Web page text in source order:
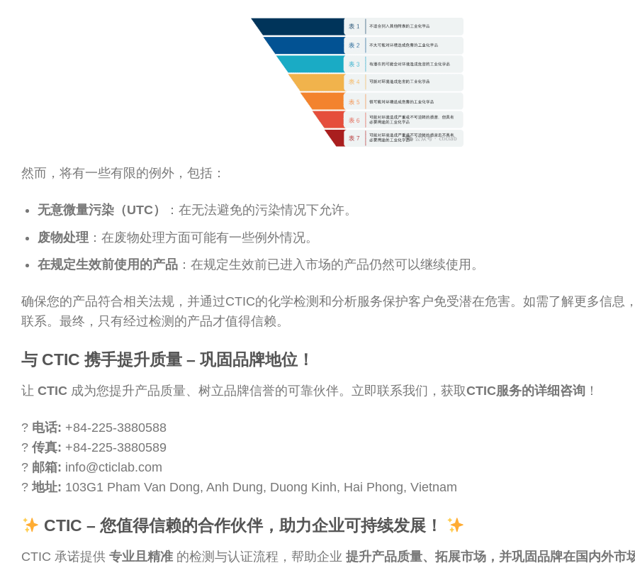
然而，将有一些有限的例外，包括：
无意微量污染（UTC）
：在无法避免的污染情况下允许。
废物处理 ：在废物处理方面可能有一些例外情况。
在规定生效前使用的产品 ：在规定生效前已进入市场的产品仍然可以继续使用。
确保您的产品符合相关法规，并通过CTIC的化学检测和分析服务保护客户免受潜在危害。如需了解更多信息
联系。最终，只有经过检测的产品才值得信赖。
与 CTIC 携手提升质量 – 巩固品牌地位！
让 CTIC 成为您提升产品质量、树立品牌信誉的可靠伙伴。立即联系我们，获取CTIC服务的详细咨询 ！
? 电话: +84-225-3880588
? 传真: +84-225-3880589
? 邮箱: info@cticlab.com
? 地址: 103G1 Pham Van Dong, Anh Dung, Duong Kinh, Hai Phong, Vietnam
CTIC – 您值得信赖的合作伙伴，助力企业可持续发展！
CTIC 承诺提供 专业且精准 的检测与认证流程，帮助企业 提升产品质量、拓展市场，并巩固品牌在国内外市